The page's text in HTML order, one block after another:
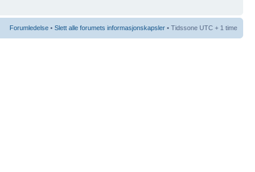
Forumledelse • Slett alle forumets informasjonskapsler • Tidssone UTC + 1 time